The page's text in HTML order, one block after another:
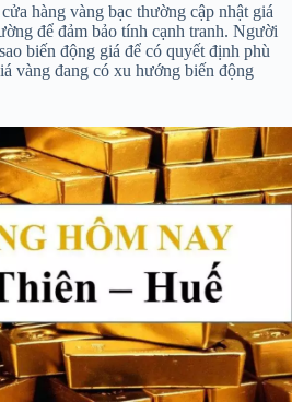
hàng vàng bạc thường cập nhật giá
để đảm bảo tính cạnh tranh. Người
biến động giá để có quyết định phù
vàng đang có xu hướng biến động